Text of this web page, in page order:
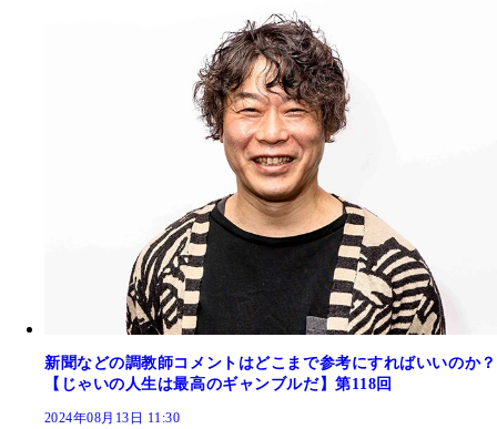
新聞などの調教師コメントはどこまで参考にすればいいのか？
【じゃいの人生は最高のギャンブルだ】第118回
2024年08月13日 11:30